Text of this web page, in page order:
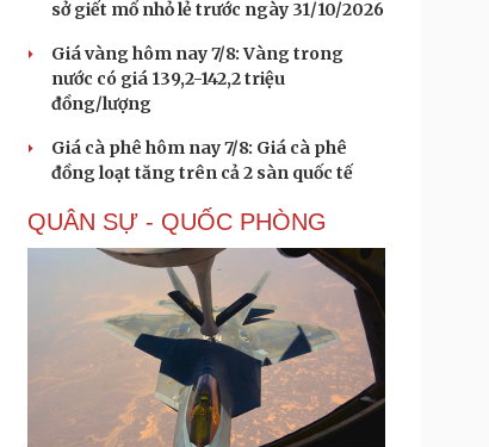
sở giết mổ nhỏ lẻ trước ngày 31/10/2026
Giá vàng hôm nay 7/8: Vàng trong
nước có giá 139,2-142,2 triệu
đồng/lượng
Giá cà phê hôm nay 7/8: Giá cà phê
đồng loạt tăng trên cả 2 sàn quốc tế
QUÂN SỰ - QUỐC PHÒNG